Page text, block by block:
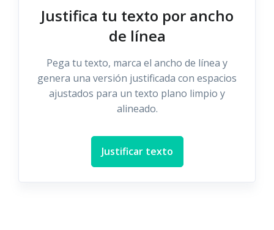
Justifica tu texto por ancho
de línea
Pega tu texto, marca el ancho de línea y
genera una versión justificada con espacios
ajustados para un texto plano limpio y
alineado.
Justificar texto